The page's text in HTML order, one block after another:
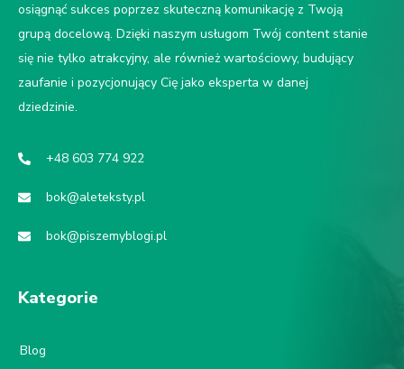
osiągnąć sukces poprzez skuteczną komunikację z Twoją
grupą docelową. Dzięki naszym usługom Twój content stanie
się nie tylko atrakcyjny, ale również wartościowy, budujący
zaufanie i pozycjonujący Cię jako eksperta w danej
dziedzinie.
+48 603 774 922
bok@aleteksty.pl
bok@piszemyblogi.pl
Kategorie
Blog